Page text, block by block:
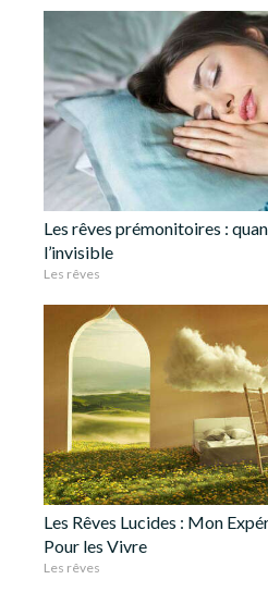
Les rêves prémonitoires :
l’invisible
Les rêves
Les Rêves Lucides : Mon
Pour les Vivre
Les rêves